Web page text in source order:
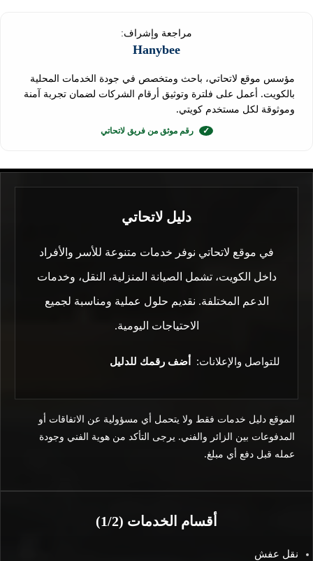
مراجعة وإشراف:
Hanybee
مؤسس موقع لاتحاتي، باحث ومتخصص في جودة الخدمات المحلية
بالكويت. أعمل على فلترة وتوثيق أرقام الشركات لضمان تجربة آمنة
وموثوقة لكل مستخدم كويتي.
✓ رقم موثق من فريق لاتحاتي
دليل لاتحاتي
في موقع لاتحاتي نوفر خدمات متنوعة للأسر والأفراد
داخل الكويت، تشمل الصيانة المنزلية، النقل، وخدمات
الدعم المختلفة. نقديم حلول عملية ومناسبة لجميع
الاحتياجات اليومية.
للتواصل والإعلانات: أضف رقمك للدليل
الموقع دليل خدمات فقط ولا يتحمل أي مسؤولية عن الاتفاقات أو
المدفوعات بين الزائر والفني. يرجى التأكد من هوية الفني وجودة
عمله قبل دفع أي مبلغ.
أقسام الخدمات (1/2)
نقل عفش